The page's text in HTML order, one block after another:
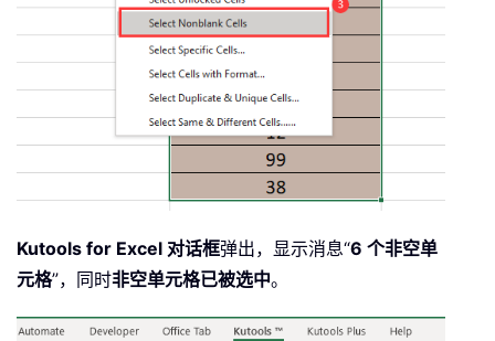
Kutools for Excel 对话框弹出，显示消息“6 个非空单
元格”，同时非空单元格已被选中。